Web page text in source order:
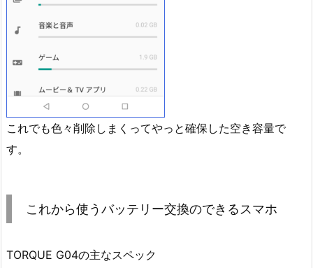
これでも色々削除しまくってやっと確保した空き容量で
す。
これから使うバッテリー交換のできるスマホ
TORQUE G04の主なスペック